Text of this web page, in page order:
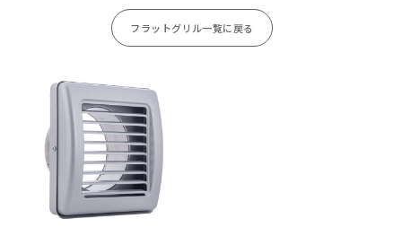
フラットグリル一覧に戻る